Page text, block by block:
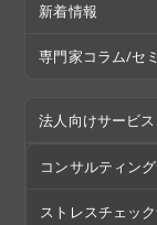
新着情報
専門家コラム/セ
法人向けサービス
コンサルティン
ストレスチェッ